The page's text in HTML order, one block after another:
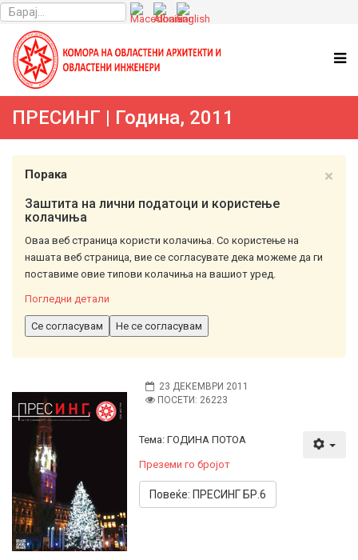
ПРЕСИНГ | Година, 2011
×
Порака
Заштита на лични податоци и користење
колачиња
Оваа веб страница користи колачиња. Со користење на
нашата веб страница, вие се согласувате дека можеме да ги
поставиме овие типови колачиња на вашиот уред.
Погледни детали
Се согласувам Не се согласувам
23 ДЕКЕМВРИ 2011
ПОСЕТИ: 26223
Тема: ГОДИНА ПОТОА
Преземи го бројот
Повеќе: ПРЕСИНГ БР.6